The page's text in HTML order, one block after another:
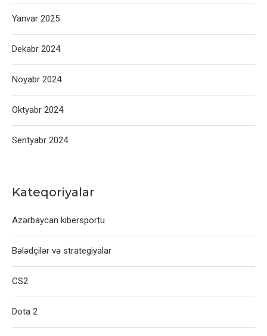
Yanvar 2025
Dekabr 2024
Noyabr 2024
Oktyabr 2024
Sentyabr 2024
Kateqoriyalar
Azərbaycan kibersportu
Bələdçilər və strategiyalar
CS2
Dota 2